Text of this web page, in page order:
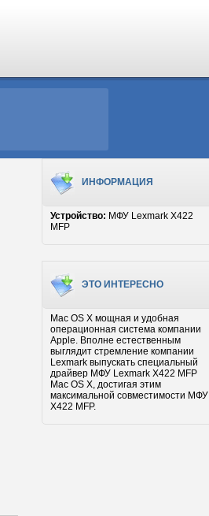
ИНФОРМАЦИЯ
Устройство: МФУ Lexmark X422
MFP
ЭТО ИНТЕРЕСНО
Mac OS X мощная и удобная
операционная система компании
Apple. Вполне естественным
выглядит стремление компании
Lexmark выпускать специальный
драйвер МФУ Lexmark X422 MFP
Mac OS X, достигая этим
максимальной совместимости МФУ
X422 MFP.